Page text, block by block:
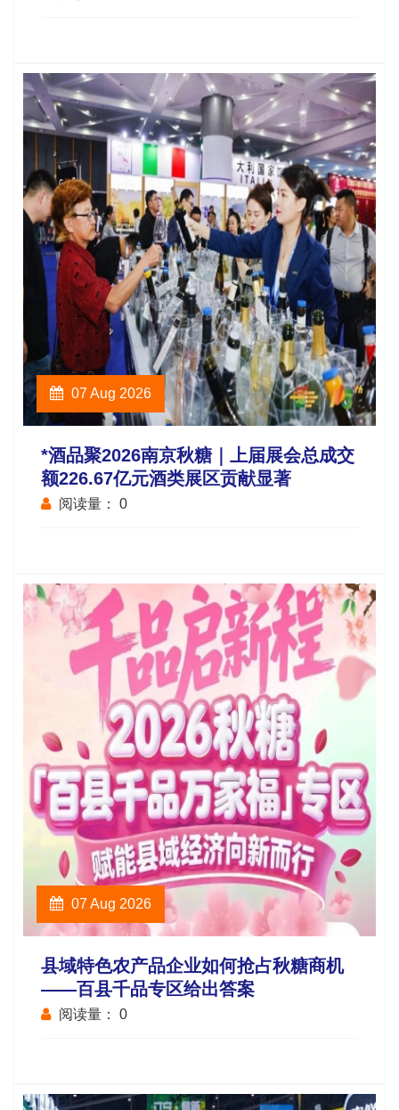
07 Aug 2026
*酒品聚2026南京秋糖｜上届展会总成交
额226.67亿元酒类展区贡献显著
阅读量： 0
07 Aug 2026
县域特色农产品企业如何抢占秋糖商机
——百县千品专区给出答案
阅读量： 0